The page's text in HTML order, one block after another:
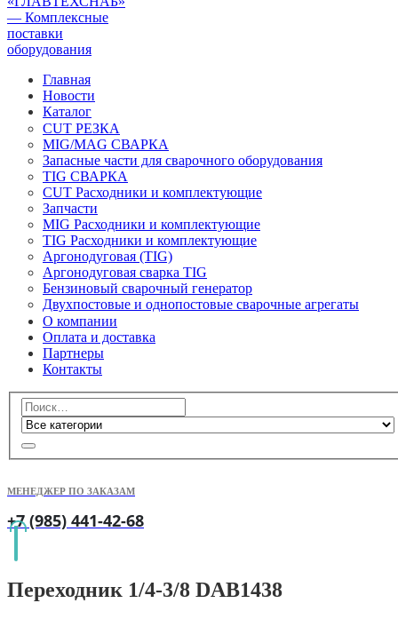
Главная
Новости
Каталог
CUT РЕЗКА
MIG/MAG СВАРКА
Запасные части для сварочного оборудования
TIG СВАРКА
CUT Расходники и комплектующие
Запчасти
MIG Расходники и комплектующие
TIG Расходники и комплектующие
Аргонодуговая (TIG)
Аргонодуговая сварка TIG
Бензиновый сварочный генератор
Двухпостовые и однопостовые сварочные агрегаты
О компании
Оплата и доставка
Партнеры
Контакты
МЕНЕДЖЕР ПО ЗАКАЗАМ
+7 (985) 441-42-68
Переходник 1/4-3/8 DAB1438